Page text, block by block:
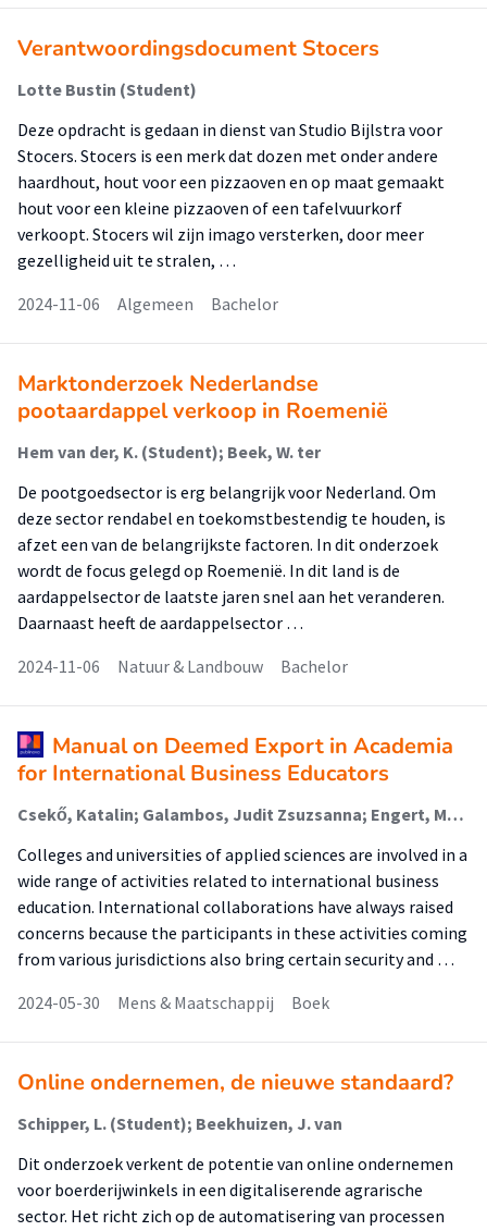
Verantwoordingsdocument Stocers
Lotte Bustin (Student)
Deze opdracht is gedaan in dienst van Studio Bijlstra voor
Stocers. Stocers is een merk dat dozen met onder andere
haardhout, hout voor een pizzaoven en op maat gemaakt
hout voor een kleine pizzaoven of een tafelvuurkorf
verkoopt. Stocers wil zijn imago versterken, door meer
gezelligheid uit te stralen, …
2024-11-06
Algemeen Bachelor
Marktonderzoek Nederlandse
pootaardappel verkoop in Roemenië
Hem van der, K. (Student); Beek, W. ter
De pootgoedsector is erg belangrijk voor Nederland. Om
deze sector rendabel en toekomstbestendig te houden, is
afzet een van de belangrijkste factoren. In dit onderzoek
wordt de focus gelegd op Roemenië. In dit land is de
aardappelsector de laatste jaren snel aan het veranderen.
Daarnaast heeft de aardappelsector …
2024-11-06
Natuur & Landbouw Bachelor
Manual on Deemed Export in Academia
for International Business Educators
Csekő, Katalin; Galambos, Judit Zsuzsanna; Engert, Markus; Wehner, Rainer; Naydenova, Daniela; Bakker, Diederich (International Business); Pöntinen, Ville; Torkkeli, Marko; Vylelagova, Zuzana; Koutná, Michaela; PAWLICZEK, Adam; Tüske, Zsuzsanna; Csekő, Katalin; Engert, Markus; Galambos, Judit Zsuzsanna; Vylelagova, Zuzana
Colleges and universities of applied sciences are involved in a
wide range of activities related to international business
education. International collaborations have always raised
concerns because the participants in these activities coming
from various jurisdictions also bring certain security and …
2024-05-30
Mens & Maatschappij Boek
Online ondernemen, de nieuwe standaard?
Schipper, L. (Student); Beekhuizen, J. van
Dit onderzoek verkent de potentie van online ondernemen
voor boerderijwinkels in een digitaliserende agrarische
sector. Het richt zich op de automatisering van processen